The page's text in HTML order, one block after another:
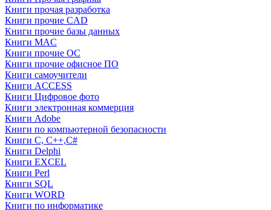
Книги прочая разработка
Книги прочие CAD
Книги прочие базы данных
Книги MAC
Книги прочие ОС
Книги прочие офисное ПО
Книги самоучители
Книги ACCESS
Книги Цифровое фото
Книги электронная коммерция
Книги Adobe
Книги по компьютерной безопасности
Книги C, C++,С#
Книги Delphi
Книги EXCEL
Книги Perl
Книги SQL
Книги WORD
Книги по информатике